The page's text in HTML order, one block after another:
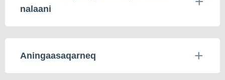
nalaani
Aningaasaqarneq